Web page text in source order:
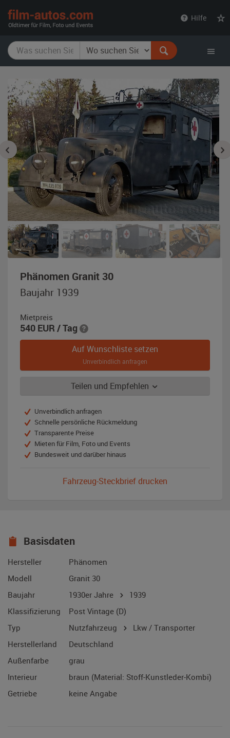
Hilfe
Phänomen Granit 30,
Baujahr 1939
Mietpreis
540 EUR / Tag
Auf Wunschliste setzen
Unverbindlich anfragen
Teilen und Empfehlen
Unverbindlich anfragen
Schnelle persönliche Rückmeldung
Transparente Preise
Mieten für Film, Foto und Events
Bundesweit und darüber hinaus
Fahrzeug-Steckbrief drucken
Basisdaten
Hersteller
Phänomen
Modell
Granit 30
Baujahr
1930er Jahre
1939
Klassifizierung
Post Vintage (D)
Typ
Nutzfahrzeug
Lkw / Transporter
Herstellerland
Deutschland
Außenfarbe
grau
Interieur
braun (Material: Stoff-Kunstleder-Kombi)
Getriebe
keine Angabe